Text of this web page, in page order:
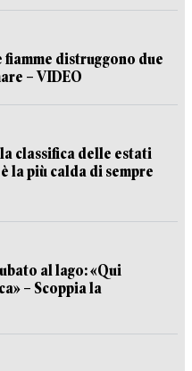
distruggono due
– VIDEO
classifica delle estati
la più calda di sempre
al lago: «Qui
– Scoppia la